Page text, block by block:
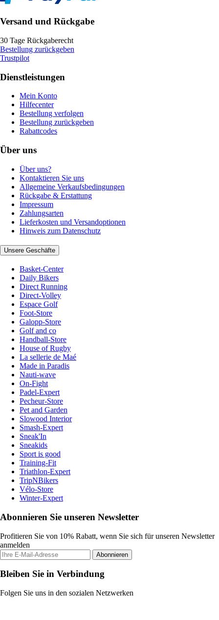
Versand und Rückgabe
30 Tage Rückgaberecht
Bestellung zurückgeben
Trustpilot
Dienstleistungen
Mein Konto
Hilfecenter
Bestellung verfolgen
Bestellung zurückgeben
Rabattcodes
Über uns
Über uns?
Kontaktieren Sie uns
Allgemeine Verkaufsbedingungen
Rückgabe & Erstattung
Impressum
Zahlungsarten
Lieferkosten und Versandoptionen
Hinweis zum Datenschutz
Unsere Geschäfte
Basket-Center
Daily Bikers
Direct Running
Direct-Volley
Espace Golf
Foot-Store
Galopp-Store
Golf and co
Handball-Store
House of Rugby
La sellerie de Maé
Made in Paradis
Nauti-wave
On-Fight
Padel-Expert
Pecheur-Store
Pet and Garden
Slowood Interior
Smash-Expert
Sneak'In
Sneakids
Sport is good
Training-Fit
Triathlon-Expert
TripNBikers
Vélo-Store
Winter-Expert
Abonnieren Sie unseren Newsletter
Profitieren Sie von 10% Rabatt, wenn Sie sich für unseren Newsletter
anmelden
Abonnieren
Bleiben Sie in Verbindung
Folgen Sie uns in den sozialen Netzwerken